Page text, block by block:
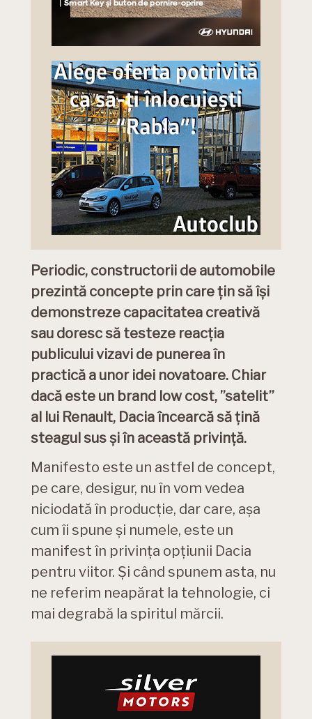
Periodic, constructorii de automobile
prezintă concepte prin care țin să își
demonstreze capacitatea creativă
sau doresc să testeze reacția
publicului vizavi de punerea în
practică a unor idei novatoare. Chiar
dacă este un brand low cost, ”satelit”
al lui Renault, Dacia încearcă să țină
steagul sus și în această privință.
Manifesto este un astfel de concept,
pe care, desigur, nu în vom vedea
niciodată în producție, dar care, așa
cum îi spune și numele, este un
manifest în privința opțiunii Dacia
pentru viitor. Și când spunem asta, nu
ne referim neapărat la tehnologie, ci
mai degrabă la spiritul mărcii.